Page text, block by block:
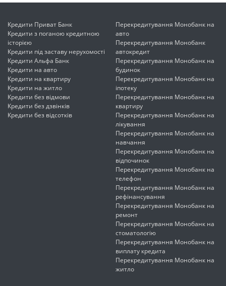
Кредити Приват Банк
Кредити з поганою кредитною
історією
Кредити під заставу нерухомості
Кредити Альфа Банк
Кредити на авто
Кредити на квартиру
Кредити на житло
Кредити без відмови
Кредити без дзвінків
Кредити без відсотків
Перекредитування Монобанк на
авто
Перекредитування Монобанк
автокредит
Перекредитування Монобанк на
будинок
Перекредитування Монобанк на
іпотеку
Перекредитування Монобанк на
квартиру
Перекредитування Монобанк на
лікування
Перекредитування Монобанк на
навчання
Перекредитування Монобанк на
відпочинок
Перекредитування Монобанк на
телефон
Перекредитування Монобанк на
рефінансування
Перекредитування Монобанк на
ремонт
Перекредитування Монобанк на
стоматологію
Перекредитування Монобанк на
виплату кредита
Перекредитування Монобанк на
житло